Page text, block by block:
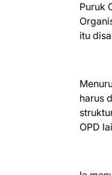
Puruk
itu
harus
OPD